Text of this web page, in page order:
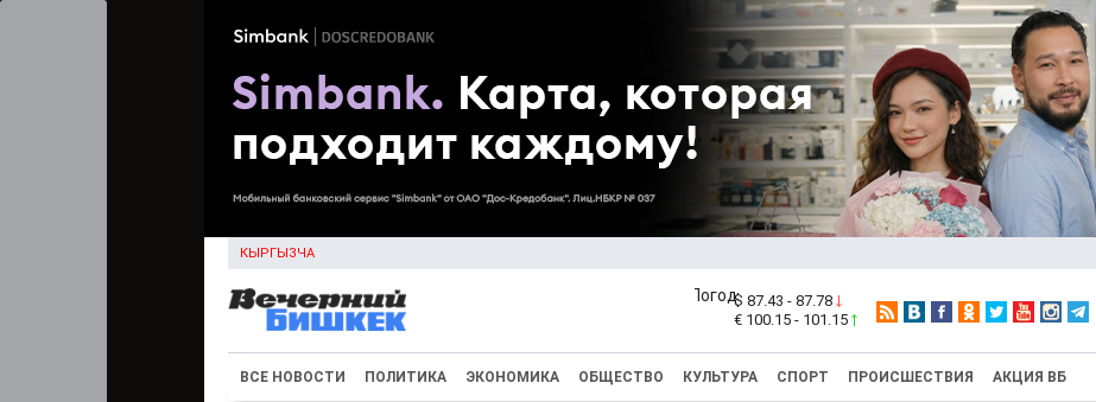
КЫРГЫЗЧА
$ 87.43 - 87.78
€ 100.15 - 101.15
ВСЕ НОВОСТИ ПОЛИТИКА ЭКОНОМИКА ОБЩЕСТВО КУЛЬТУРА СПОРТ ПРОИСШЕСТВИЯ АКЦИЯ ВБ